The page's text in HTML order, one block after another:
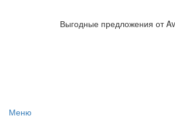
Отзывы об авиакомпаниях
Отзывы об аэропортах
Выгодные предложения от
Меню